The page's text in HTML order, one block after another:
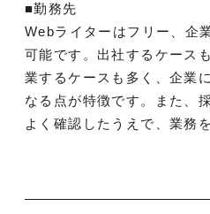
■勤務先
Webライターはフリー、企
可能です。出社するケース
業するケースも多く、企業
なる点が特徴です。また、
よく確認したうえで、業務